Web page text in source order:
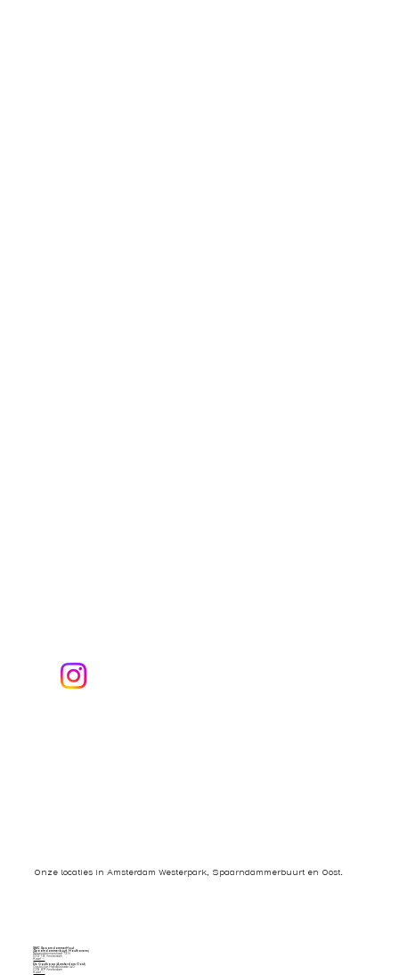
Onze locaties in Amsterdam Westerpark, Spaarndammerbuurt en Oost.
SMC SpaarndammerHout
(Spaarndammerbuurt/ Houthavens)
Spaarndammerstraat 73 H
1013 TB Amsterdam
Kaart ->
De Oostkaap (Amsterdam Oost)
Oostelijke Handelskade 140
1019 BP Amsterdam
Kaart ->